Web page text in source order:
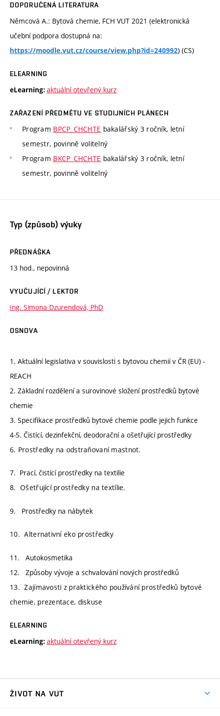
DOPORUČENÁ LITERATURA
Němcová A.: Bytová chemie, FCH VUT 2021 (elektronická
učební podpora dostupná na:
https://moodle.vut.cz/course/view.php?id=240992) (CS)
ELEARNING
eLearning: aktuální otevřený kurz
ZAŘAZENÍ PŘEDMĚTU VE STUDIJNÍCH PLÁNECH
Program BPCP_CHCHTE bakalářský 3 ročník, letní
semestr, povinně volitelný
Program BKCP_CHCHTE bakalářský 3 ročník, letní
semestr, povinně volitelný
Typ (způsob) výuky
PŘEDNÁŠKA
13 hod., nepovinná
VYUČUJÍCÍ / LEKTOR
Ing. Simona Dzurendová, PhD
OSNOVA
1. Aktuální legislativa v souvislosti s bytovou chemií v ČR (EU) -
REACH
2. Základní rozdělení a surovinové složení prostředků bytové
chemie
3. Specifikace prostředků bytové chemie podle jejich funkce
4-5. Čistící, dezinfekční, deodorační a ošetřující prostředky
6. Prostředky na odstraňovaní mastnot.
7. Prací, čistící prostředky na textilie
8. Ošetřující prostředky na textílie.
9. Prostředky na nábytek
10. Alternativní eko prostředky
11. Autokosmetika
12. Způsoby vývoje a schvalování nových prostředků
13. Zajímavosti z praktického používání prostředků bytové
chemie, prezentace, diskuse
ELEARNING
eLearning: aktuální otevřený kurz
ŽIVOT NA VUT